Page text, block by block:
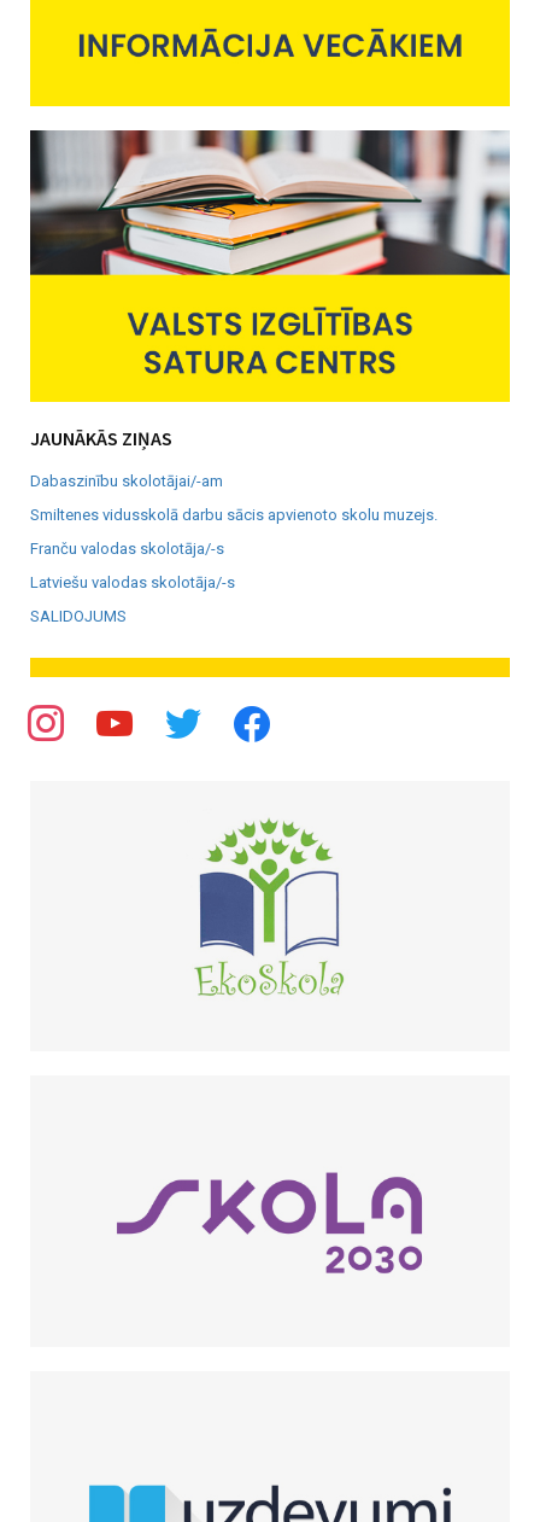
JAUNĀKĀS ZIŅAS
Dabaszinību skolotājai/-am
Smiltenes vidusskolā darbu sācis apvienoto skolu muzejs.
Franču valodas skolotāja/-s
Latviešu valodas skolotāja/-s
SALIDOJUMS